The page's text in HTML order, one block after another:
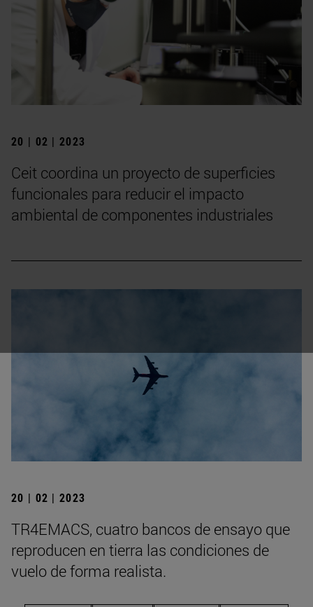
20 | 02 | 2023
Ceit coordina un proyecto de superficies
funcionales para reducir el impacto
ambiental de componentes industriales
20 | 02 | 2023
TR4EMACS, cuatro bancos de ensayo que
reproducen en tierra las condiciones de
vuelo de forma realista.